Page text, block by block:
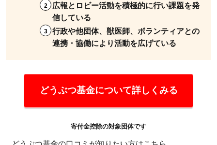
広報とロビー活動を積極的に行い課題を発
信している
行政や他団体、獣医師、ボランティアとの
連携・協働により活動を広げている
どうぶつ基金について詳しくみる
寄付金控除の対象団体です